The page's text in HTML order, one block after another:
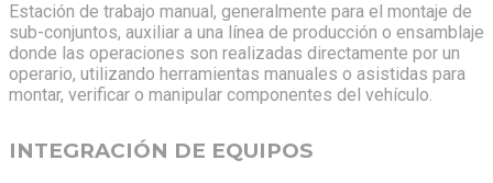
Estación de trabajo manual, generalmente para el montaje de
sub-conjuntos, auxiliar a una línea de producción o ensamblaje
donde las operaciones son realizadas directamente por un
operario, utilizando herramientas manuales o asistidas para
montar, verificar o manipular componentes del vehículo.
INTEGRACIÓN DE EQUIPOS